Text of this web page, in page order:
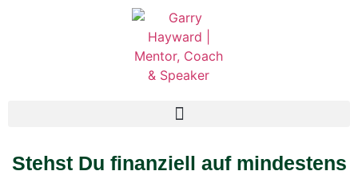
Stehst Du finanziell auf mindestens